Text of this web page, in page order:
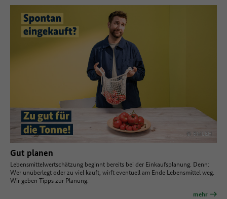
© BMLEH
Gut planen
Lebensmittelwertschätzung beginnt bereits bei der Einkaufsplanung. Denn:
Wer unüberlegt oder zu viel kauft, wirft eventuell am Ende Lebensmittel weg.
Wir geben Tipps zur Planung.
mehr